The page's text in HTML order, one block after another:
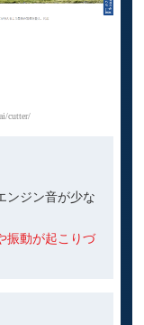
cutter/
ンジン音が少な
振動が起こりづ